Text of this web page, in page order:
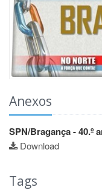
Anexos
SPN/Bragança - 40.º
Download
Tags